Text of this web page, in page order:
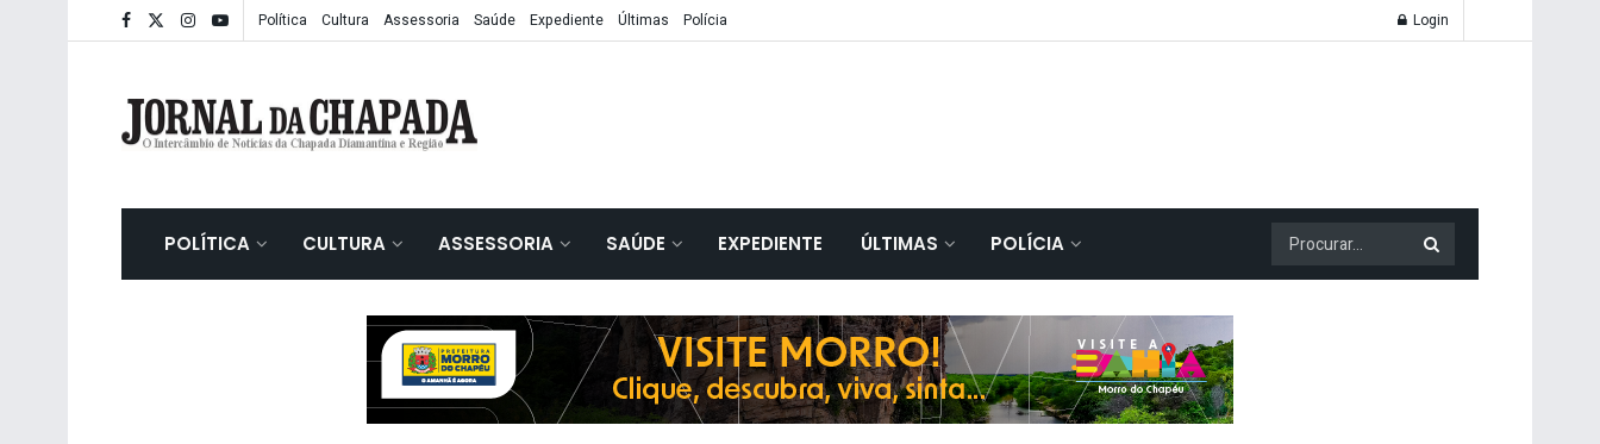
Política Cultura Assessoria Saúde Expediente Últimas Polícia Login
POLÍTICA CULTURA ASSESSORIA SAÚDE EXPEDIENTE ÚLTIMAS POLÍCIA